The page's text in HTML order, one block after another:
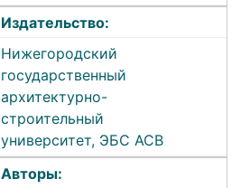
Издательство:
Нижегородский
государственный
архитектурно-
строительный
университет, ЭБС АСВ
Авторы: